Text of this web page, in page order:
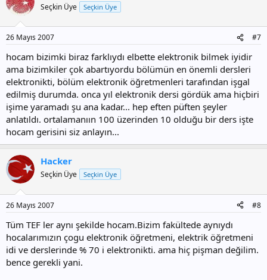
Seçkin Üye Seçkin Üye
26 Mayıs 2007 #7
hocam bizimki biraz farklıydı elbette elektronik bilmek iyidir
ama bizimkiler çok abartıyordu bölümün en önemli dersleri
elektronikti, bölüm elektronik öğretmenleri tarafından işgal
edilmiş durumda. onca yıl elektronik dersi gördük ama hiçbiri
işime yaramadı şu ana kadar... hep eften püften şeyler
anlatıldı. ortalamanıın 100 üzerinden 10 olduğu bir ders işte
hocam gerisini siz anlayın...
Hacker
Seçkin Üye Seçkin Üye
26 Mayıs 2007 #8
Tüm TEF ler aynı şekilde hocam.Bizim fakültede aynıydı
hocalarımızın çogu elektronik öğretmeni, elektrik öğretmeni
idi ve derslerinde % 70 i elektronikti. ama hiç pişman değilim.
bence gerekli yani.